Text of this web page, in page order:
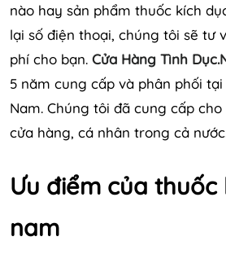
nào hay sản phẩm thuốc kích
lại số điện thoại, chúng tôi sẽ tư
phí cho bạn. Cửa Hàng Tình
5 năm cung cấp và phân phối
Nam. Chúng tôi đã cung cấp
cửa hàng, cá nhân trong cả
Ưu điểm của thuốc
nam